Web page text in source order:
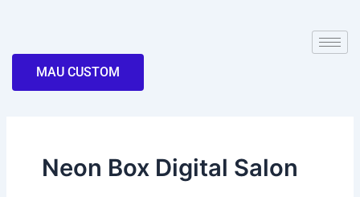
MAU CUSTOM
Neon Box Digital Salon